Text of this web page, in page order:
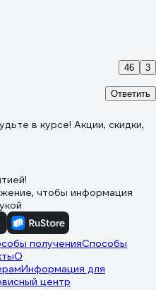
Ответить
46 3
в курсе! Акции, скидки,
чтобы информация
полученияСпособы
О
Информация для
центр